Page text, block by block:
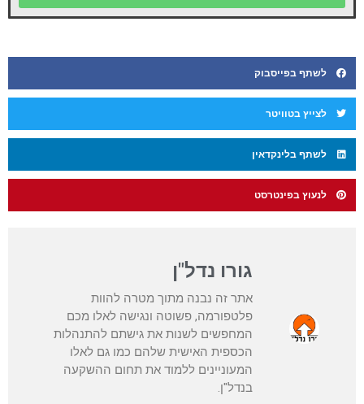
לשתף בפייסבוק
לצייץ בטוויטר
לשתף בלינקדאין
לנעוץ בפינטרסט
גורו נדל"ן
אתר זה נבנה מתוך מטרה להוות
פלטפורמה, פשוטה ונגישה לאלו מכם
המחפשים לשנות את גישתם להתנהלות
הכספית האישית שלהם כמו גם לאלו
המעוניינים ללמוד את תחום ההשקעה
בנדל"ן.